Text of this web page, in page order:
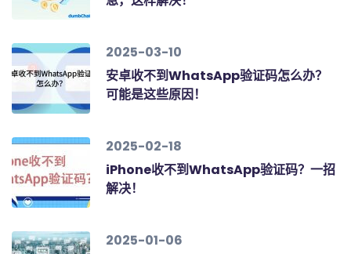
2025-03-10
安卓收不到WhatsApp验证码怎么办？
可能是这些原因！
2025-02-18
iPhone收不到WhatsApp验证码？一招
解决！
2025-01-06